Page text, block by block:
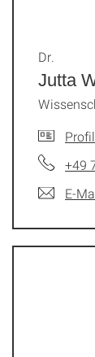
Jutta
Dr.
+49
E-